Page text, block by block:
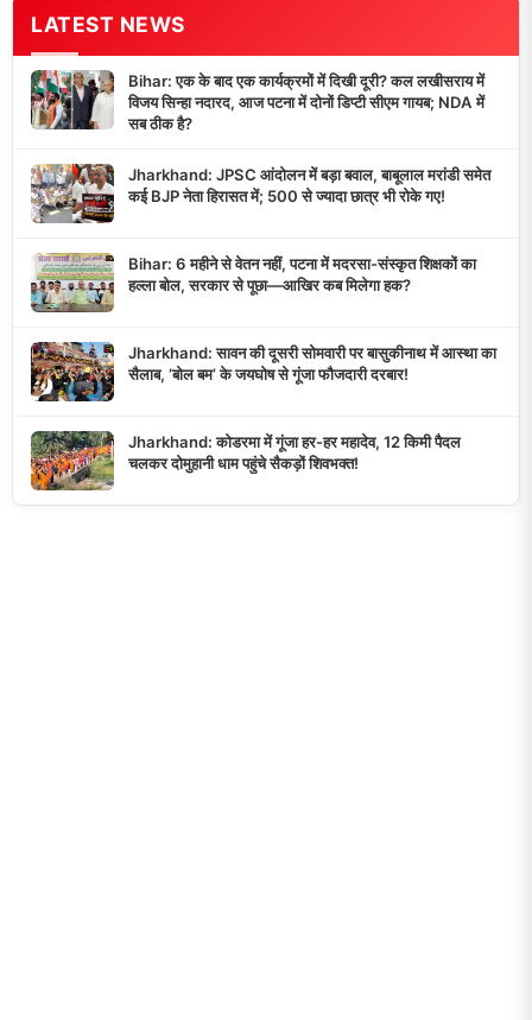
LATEST NEWS
Bihar: एक के बाद एक कार्यक्रमों में दिखी दूरी? कल लखीसराय में
विजय सिन्हा नदारद, आज पटना में दोनों डिप्टी सीएम गायब; NDA में
सब ठीक है?
Jharkhand: JPSC आंदोलन में बड़ा बवाल, बाबूलाल मरांडी समेत
कई BJP नेता हिरासत में; 500 से ज्यादा छात्र भी रोके गए!
Bihar: 6 महीने से वेतन नहीं, पटना में मदरसा-संस्कृत शिक्षकों का
हल्ला बोल, सरकार से पूछा—आखिर कब मिलेगा हक?
Jharkhand: सावन की दूसरी सोमवारी पर बासुकीनाथ में आस्था का
सैलाब, ‘बोल बम’ के जयघोष से गूंजा फौजदारी दरबार!
Jharkhand: कोडरमा में गूंजा हर-हर महादेव, 12 किमी पैदल
चलकर दोमुहानी धाम पहुंचे सैकड़ों शिवभक्त!